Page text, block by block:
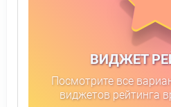
ВИДЖЕТ
Посмотрите все
виджетов рейтинга